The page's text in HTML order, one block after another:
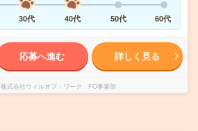
30代 40代 50代 60代
応募へ進む 詳しく見る
株式会社ウィルオブ・ワーク FO事業部